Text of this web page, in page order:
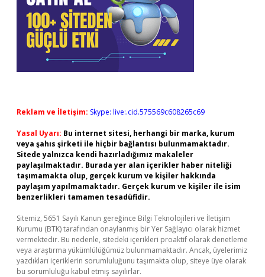
Reklam ve İletişim: Skype: live:.cid.575569c608265c69
Yasal Uyarı: Bu internet sitesi, herhangi bir marka, kurum
veya şahıs şirketi ile hiçbir bağlantısı bulunmamaktadır.
Sitede yalnızca kendi hazırladığımız makaleler
paylaşılmaktadır. Burada yer alan içerikler haber niteliği
taşımamakta olup, gerçek kurum ve kişiler hakkında
paylaşım yapılmamaktadır. Gerçek kurum ve kişiler ile isim
benzerlikleri tamamen tesadüfidir.
Sitemiz, 5651 Sayılı Kanun gereğince Bilgi Teknolojileri ve İletişim
Kurumu (BTK) tarafından onaylanmış bir Yer Sağlayıcı olarak hizmet
vermektedir. Bu nedenle, sitedeki içerikleri proaktif olarak denetleme
veya araştırma yükümlülüğümüz bulunmamaktadır. Ancak, üyelerimiz
yazdıkları içeriklerin sorumluluğunu taşımakta olup, siteye üye olarak
bu sorumluluğu kabul etmiş sayılırlar.